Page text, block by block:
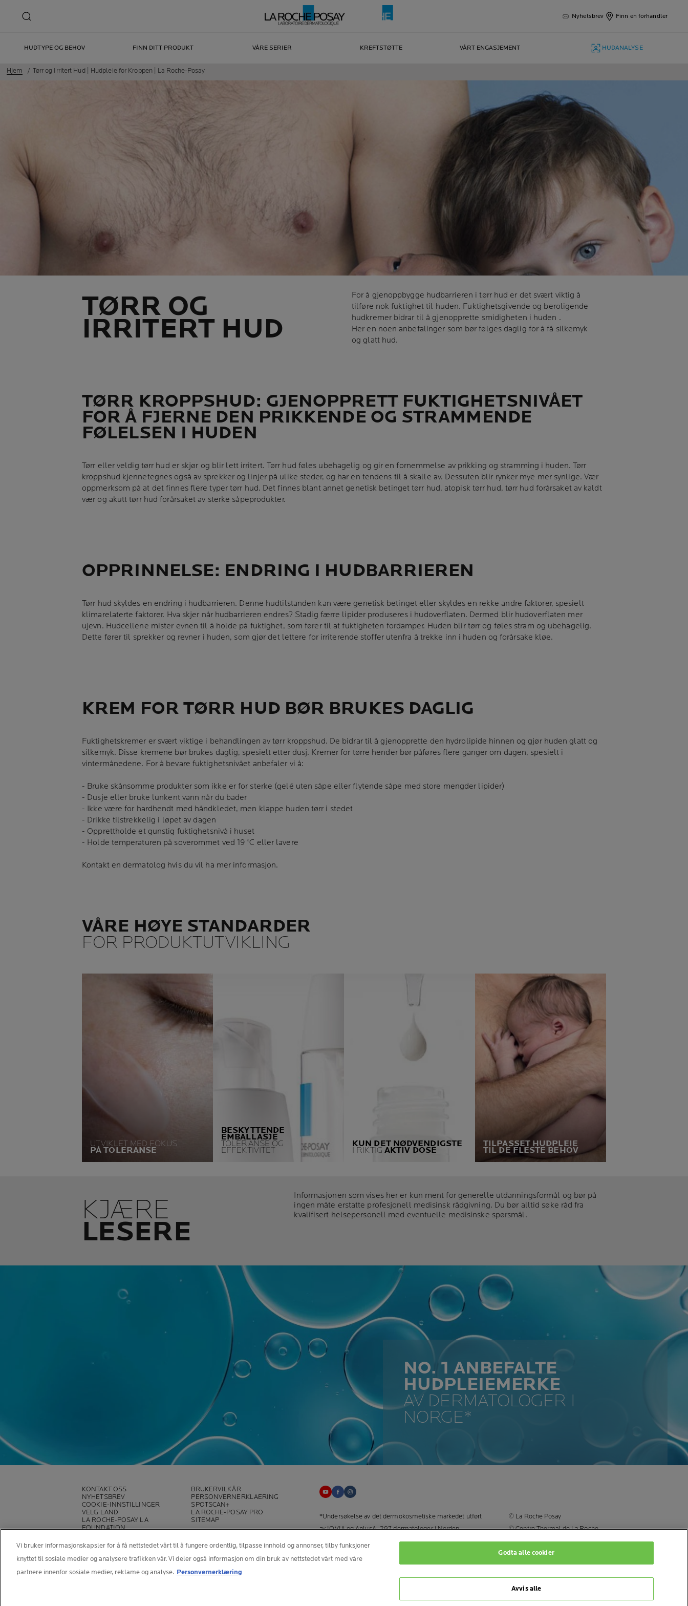
Nyhetsbrev Finn en forhandler
HUDTYPE OG BEHOV FINN DITT PRODUKT VÅRE SERIER KREFTSTØTTE VÅRT ENGASJEMENT HUDANALYSE
Hjem Tørr og Irritert Hud | Hudpleie for Kroppen | La Roche-Posay
TØRR OG
IRRITERT HUD
For å gjenoppbygge hudbarrieren i tørr hud er det svært viktig å
tilføre nok fuktighet til huden. Fuktighetsgivende og beroligende
hudkremer bidrar til å gjenopprette smidigheten i huden .
Her en noen anbefalinger som bør følges daglig for å få silkemyk
og glatt hud.
TØRR KROPPSHUD: GJENOPPRETT FUKTIGHETSNIVÅET
FOR Å FJERNE DEN PRIKKENDE OG STRAMMENDE
FØLELSEN I HUDEN
Tørr eller veldig tørr hud er skjør og blir lett irritert. Tørr hud føles ubehagelig og gir en fornemmelse av prikking og stramming i huden. Tørr
kroppshud kjennetegnes også av sprekker og linjer på ulike steder, og har en tendens til å skalle av. Dessuten blir rynker mye mer synlige. Vær
oppmerksom på at det finnes flere typer tørr hud. Det finnes blant annet genetisk betinget tørr hud, atopisk tørr hud, tørr hud forårsaket av kaldt
vær og akutt tørr hud forårsaket av sterke såpeprodukter.
OPPRINNELSE: ENDRING I HUDBARRIEREN
Tørr hud skyldes en endring i hudbarrieren. Denne hudtilstanden kan være genetisk betinget eller skyldes en rekke andre faktorer, spesielt
klimarelaterte faktorer. Hva skjer når hudbarrieren endres? Stadig færre lipider produseres i hudoverflaten. Dermed blir hudoverflaten mer
ujevn. Hudcellene mister evnen til å holde på fuktighet, som fører til at fuktigheten fordamper. Huden blir tørr og føles stram og ubehagelig.
Dette fører til sprekker og revner i huden, som gjør det lettere for irriterende stoffer utenfra å trekke inn i huden og forårsake kløe.
KREM FOR TØRR HUD BØR BRUKES DAGLIG
Fuktighetskremer er svært viktige i behandlingen av tørr kroppshud. De bidrar til å gjenopprette den hydrolipide hinnen og gjør huden glatt og
silkemyk. Disse kremene bør brukes daglig, spesielt etter dusj. Kremer for tørre hender bør påføres flere ganger om dagen, spesielt i
vintermånedene. For å bevare fuktighetsnivået anbefaler vi å:
- Bruke skånsomme produkter som ikke er for sterke (gelé uten såpe eller flytende såpe med store mengder lipider)
- Dusje eller bruke lunkent vann når du bader
- Ikke være for hardhendt med håndkledet, men klappe huden tørr i stedet
- Drikke tilstrekkelig i løpet av dagen
- Opprettholde et gunstig fuktighetsnivå i huset
- Holde temperaturen på soverommet ved 19 °C eller lavere
Kontakt en dermatolog hvis du vil ha mer informasjon.
VÅRE HØYE STANDARDER
FOR PRODUKTUTVIKLING
UTVIKLET MED FOKUS
PÅ TOLERANSE
toleranse.
BESKYTTENDE
EMBALLASJE
TOLERANSE OG
EFFEKTIVITET
konserveringsmidlene for en
høy toleranse og effektivitet
KUN DET NØDVENDIGSTE
I RIKTIG AKTIV DOSE
nødvendigste ingrediensene i
riktig aktiv dose.
TILPASSET HUDPLEIE
TIL DE FLESTE BEHOV
hud, hud med tendens til
rødhet og mange andre behov.
KJÆRE
LESERE
Informasjonen som vises her er kun ment for generelle utdanningsformål og bør på
ingen måte erstatte profesjonell medisinsk rådgivning. Du bør alltid søke råd fra
kvalifisert helsepersonell med eventuelle medisinske spørsmål.
NO. 1 ANBEFALTE
HUDPLEIEMERKE
AV DERMATOLOGER I
NORGE*
KONTAKT OSS
BRUKERVILKÅR
NYHETSBREV
PERSONVERNERKLAERING
COOKIE-INNSTILLINGER
SPOTSCAN+
VELG LAND
LA ROCHE-POSAY PRO
LA ROCHE-POSAY LA
FOUNDATION
SITEMAP
*Undersøkelse av det dermokosmetiske markedet utført
av IQVIA og AplusA. 297 dermatologer i Norden
mellom februar og mars 2025.
Spørsmål og henvendelser angående individuelle
© La Roche Posay
© Centre Thermal de La Roche-
Posay
© Getty Images
© Thinkstock
© L'OREAL
Vi bruker informasjonskapsler for å få nettstedet vårt til å fungere ordentlig, tilpasse innhold og annonser, tilby funksjoner
knyttet til sosiale medier og analysere trafikken vår. Vi deler også informasjon om din bruk av nettstedet vårt med våre
partnere innenfor sosiale medier, reklame og analyse. Personvernerklæring
Avvis alle
Godta alle cookier